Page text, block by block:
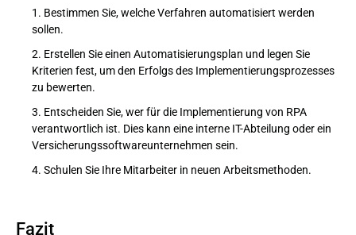
Bestimmen Sie, welche Verfahren automatisiert werden
sollen.
Erstellen Sie einen Automatisierungsplan und legen Sie
Kriterien fest, um den Erfolgs des Implementierungsprozesses
zu bewerten.
Entscheiden Sie, wer für die Implementierung von RPA
verantwortlich ist. Dies kann eine interne IT-Abteilung oder ein
Versicherungssoftwareunternehmen sein.
Schulen Sie Ihre Mitarbeiter in neuen Arbeitsmethoden.
Fazit